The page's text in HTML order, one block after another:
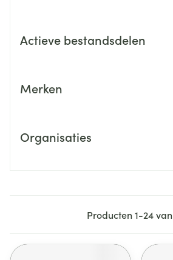
Actieve bestandsdelen
Merken
Organisaties
Producten1-24van